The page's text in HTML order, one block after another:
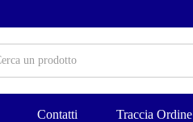
Contatti Traccia Ordine